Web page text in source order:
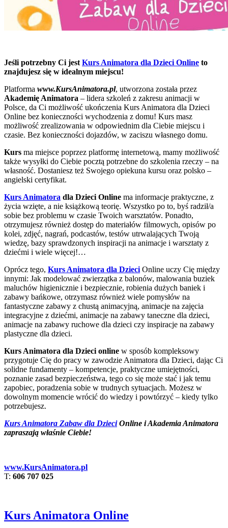
Jeśli potrzebny Ci jestKurs Animatora dla Dzieci Online to
znajdujesz się w idealnym miejscu!
Platforma www.KursAnimatora.pl, utworzona została przez
Akademię Animatora – lidera szkoleń z zakresu animacji w
Polsce, da Ci możliwość ukończenia Kurs Animatora dla Dzieci
Online bez konieczności wychodzenia z domu! Kurs masz
możliwość zrealizowania w odpowiednim dla Ciebie miejscu i
czasie. Bez konieczności dojazdów, w zaciszu własnego domu.
Kurs ma miejsce poprzez platformę internetową, mamy możliwość
także wysyłki do Ciebie pocztą potrzebne do szkolenia rzeczy – na
własność. Dostaniesz też Swojego opiekuna kursu oraz polsko –
angielski certyfikat.
Kurs Animatora dla Dzieci Online ma informacje praktyczne, z
życia wzięte, a nie książkową teorię. Wszystko po to, byś radził/a
sobie bez problemu w czasie Twoich warsztatów. Ponadto,
otrzymujesz również dostęp do materiałów filmowych, opisów po
kolei, zdjęć, nagrań, podcastów, testów utrwalających Twoją
wiedzę, bazy sprawdzonych inspiracji na animacje i warsztaty z
dziećmi i wiele więcej!…
Oprócz tego, Kurs Animatora dla DzieciOnline uczy Cię między
innymi: Jak modelować zwierzątka z balonów, malowania buziek
maluchów higienicznie i bezpiecznie, robienia dużych baniek i
zabawy bańkowe, otrzymasz również wiele pomysłów na
fantastyczne zabawy z chustą animacyjną, animacje na zajęcia
integracyjne z dziećmi, animacje na zabawy taneczne dla dzieci,
animacje na zabawy ruchowe dla dzieci czy inspiracje na zabawy
plastyczne dla dzieci.
Kurs Animatora dla Dzieci online w sposób kompleksowy
przygotuje Cię do pracy w zawodzie Animatora dla Dzieci, dając Ci
solidne fundamenty – kompetencje, praktyczne umiejętności,
poznanie zasad bezpieczeństwa, tego co się może stać i jak temu
zapobiec, poradzenia sobie w trudnych sytuacjach. Możesz w
dowolnym momencie wrócić do wiedzy i powtórzyć – kiedy tylko
potrzebujesz.
Kurs Animatora Zabaw dla DzieciOnline i Akademia Animatora
zapraszają właśnie Ciebie!
www.KursAnimatora.pl
T: 606 707 025
Kurs Animatora Online